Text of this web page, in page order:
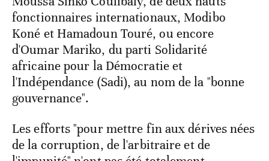
fonctionnaires internationaux, Modibo
Koné et Hamadoun Touré, ou encore
d'Oumar Mariko, du parti Solidarité
africaine pour la Démocratie et
l'Indépendance (Sadi), au nom de la "bonne
gouvernance".
Les efforts "pour mettre fin aux dérives nées
de la corruption, de l'arbitraire et de